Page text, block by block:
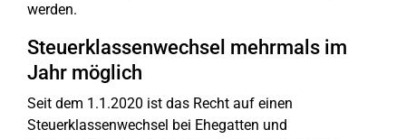
werden.
Steuerklassenwechsel mehrmals im
Jahr möglich
Seit dem 1.1.2020 ist das Recht auf einen
Steuerklassenwechsel bei Ehegatten und